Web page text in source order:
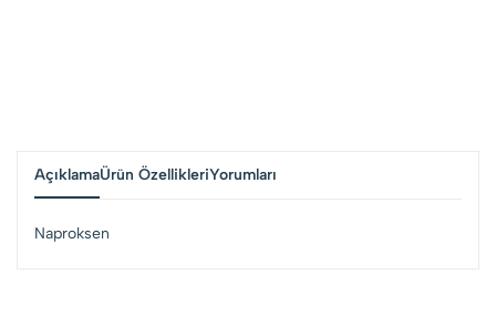
AçıklamaÜrün ÖzellikleriYorumları
Naproksen